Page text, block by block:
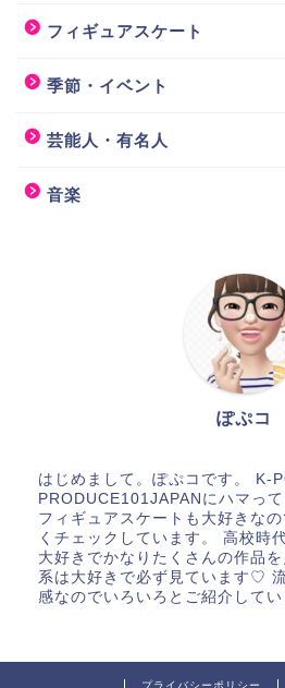
フィギュアスケート
季節・イベント
芸能人・有名人
音楽
ぽぷコ
はじめまして。ぽぷコです。 K-
PRODUCE101JAPANにハマっ
フィギュアスケートも大好きな
くチェックしています。 高校時
大好きでかなりたくさんの作品
系は大好きで必ず見ています♡
感なのでいろいろとご紹介してい
プライバシーポリシー